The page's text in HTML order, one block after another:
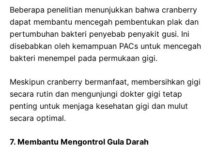
Beberapa penelitian menunjukkan bahwa cranberry
dapat membantu mencegah pembentukan plak dan
pertumbuhan bakteri penyebab penyakit gusi. Ini
disebabkan oleh kemampuan PACs untuk mencegah
bakteri menempel pada permukaan gigi.
Meskipun cranberry bermanfaat, membersihkan gigi
secara rutin dan mengunjungi dokter gigi tetap
penting untuk menjaga kesehatan gigi dan mulut
secara optimal.
7. Membantu Mengontrol Gula Darah